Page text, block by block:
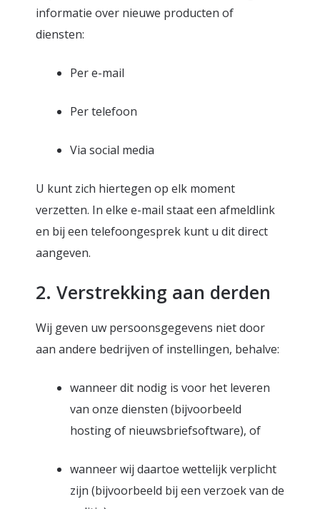
informatie over nieuwe producten of
diensten:
Per e-mail
Per telefoon
Via social media
U kunt zich hiertegen op elk moment
verzetten. In elke e-mail staat een afmeldlink
en bij een telefoongesprek kunt u dit direct
aangeven.
2. Verstrekking aan derden
Wij geven uw persoonsgegevens niet door
aan andere bedrijven of instellingen, behalve:
wanneer dit nodig is voor het leveren
van onze diensten (bijvoorbeeld
hosting of nieuwsbriefsoftware), of
wanneer wij daartoe wettelijk verplicht
zijn (bijvoorbeeld bij een verzoek van de